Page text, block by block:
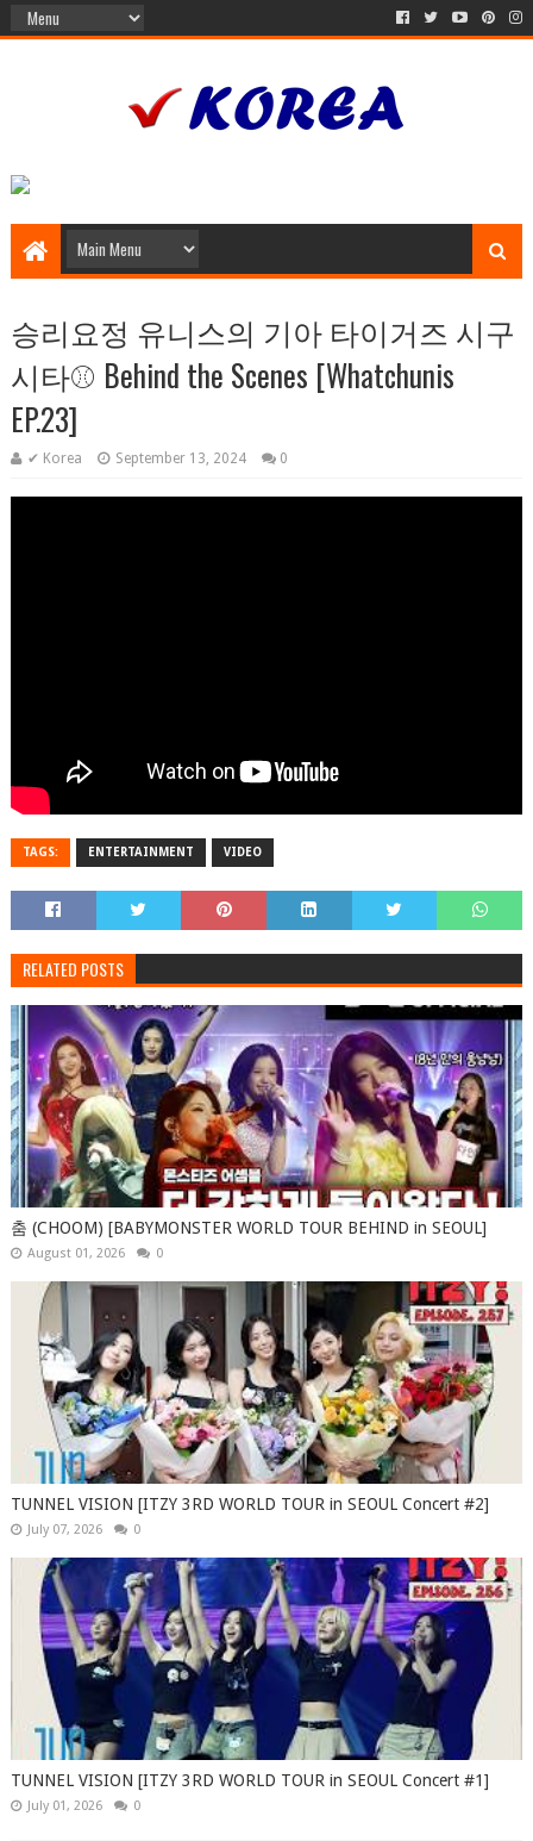
승리요정 유니스의 기아 타이거즈 시구
시타⚾ Behind the Scenes [Whatchunis
EP.23]
✔ Korea September 13, 2024 0
TAGS: ENTERTAINMENT VIDEO
RELATED POSTS
춤 (CHOOM) [BABYMONSTER WORLD TOUR BEHIND in SEOUL]
August 01, 2026 0
TUNNEL VISION [ITZY 3RD WORLD TOUR in SEOUL Concert #2]
July 07, 2026 0
TUNNEL VISION [ITZY 3RD WORLD TOUR in SEOUL Concert #1]
July 01, 2026 0